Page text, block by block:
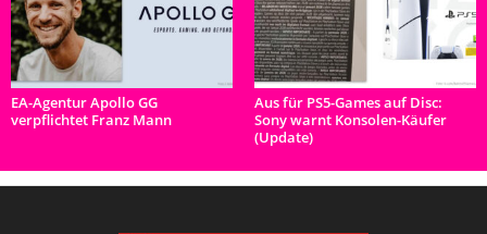
EA-Agentur Apollo GG
verpflichtet Franz Mann
Aus für PS5-Games auf Disc:
Sony warnt Konsolen-Käufer
(Update)